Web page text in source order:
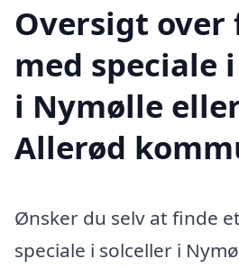
Oversigt
med speciale
i Nymølle
Allerød
Ønsker du selv at finde
speciale i solceller i